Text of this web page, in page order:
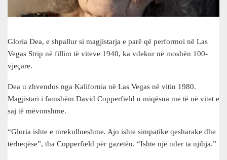
Gloria Dea, e shpallur si magjistarja e parë që performoi në Las
Vegas Strip në fillim të viteve 1940, ka vdekur në moshën 100-
vjeçare.
Dea u zhvendos nga Kalifornia në Las Vegas në vitin 1980.
Magjistari i famshëm David Copperfield u miqësua me të në vitet e
saj të mëvonshme.
“Gloria ishte e mrekullueshme. Ajo ishte simpatike qesharake dhe
tërheqëse”, tha Copperfield për gazetën. “Ishte një nder ta njihja.”